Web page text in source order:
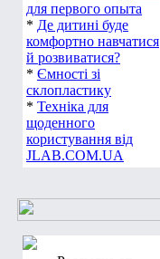
для первого опыта
* Де дитині буде
комфортно навчатися
й розвиватися?
* Ємності зі
склопластику
* Техніка для
щоденного
користування від
JLAB.COM.UA